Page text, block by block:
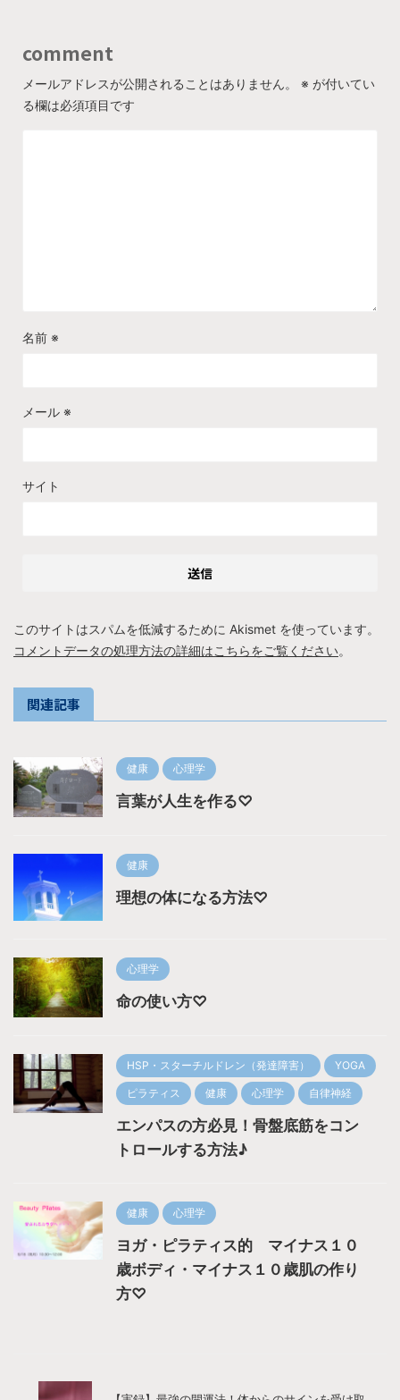
comment
メールアドレスが公開されることはありません。 ※ が付いてい
る欄は必須項目です
名前 ※
メール ※
サイト
このサイトはスパムを低減するために Akismet を使っています。
コメントデータの処理方法の詳細はこちらをご覧ください。
関連記事
健康 心理学
言葉が人生を作る♡
健康
理想の体になる方法♡
心理学
命の使い方♡
HSP・スターチルドレン（発達障害） YOGA
ピラティス 健康 心理学 自律神経
エンパスの方必見！骨盤底筋をコン
トロールする方法♪
健康 心理学
ヨガ・ピラティス的 マイナス１０
歳ボディ・マイナス１０歳肌の作り
方♡